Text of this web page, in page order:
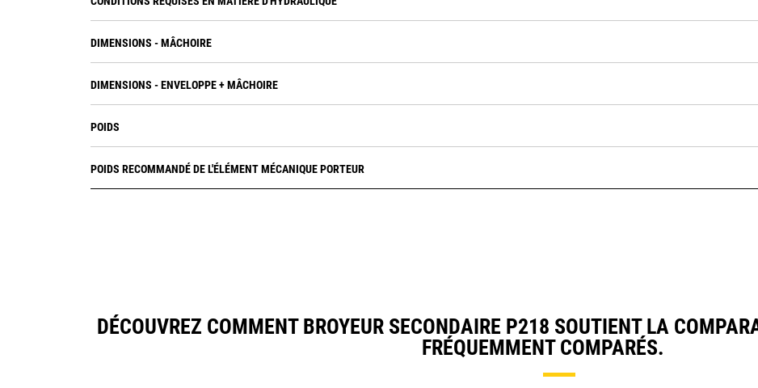
DIMENSIONS - MÂCHOIRE
DIMENSIONS - ENVELOPPE + MÂCHOIRE
POIDS
POIDS RECOMMANDÉ DE L'ÉLÉMENT MÉCANIQUE PORTEUR
DÉCOUVREZ COMMENT BROYEUR SECONDAIRE P218 SOUTIENT LA
FRÉQUEMMENT COMPARÉS.